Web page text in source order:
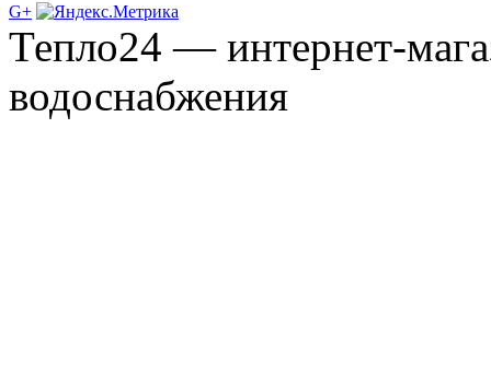
G+
Тепло24 — интернет-
водоснабжения